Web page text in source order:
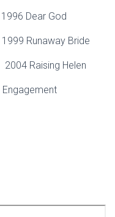
Dear God
Runaway Bride
Raising Helen
Engagement